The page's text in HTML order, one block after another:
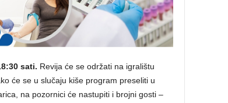
sati. Revija će se održati na igralištu
će se u slučaju kiše program preseliti u
na pozornici će nastupiti i brojni gosti –